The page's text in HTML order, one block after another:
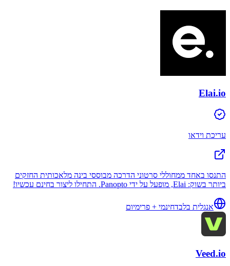
Elai.io
עריכת וידאו
התנסו באחד ממחוללי סרטוני הדרכה מבוססי בינה מלאכותית החזקים
ביותר בשוק: Elai, מופעל על ידי Panopto. התחילו ליצור בחינם עכשיו!
אנגלית בלבדחינמי + פרימיום
Veed.io